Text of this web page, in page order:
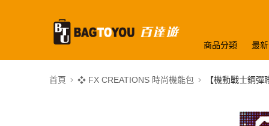
商品分類 最
首頁 ❖ FX CREATIONS 時尚機能包 【機動戰士鋼彈